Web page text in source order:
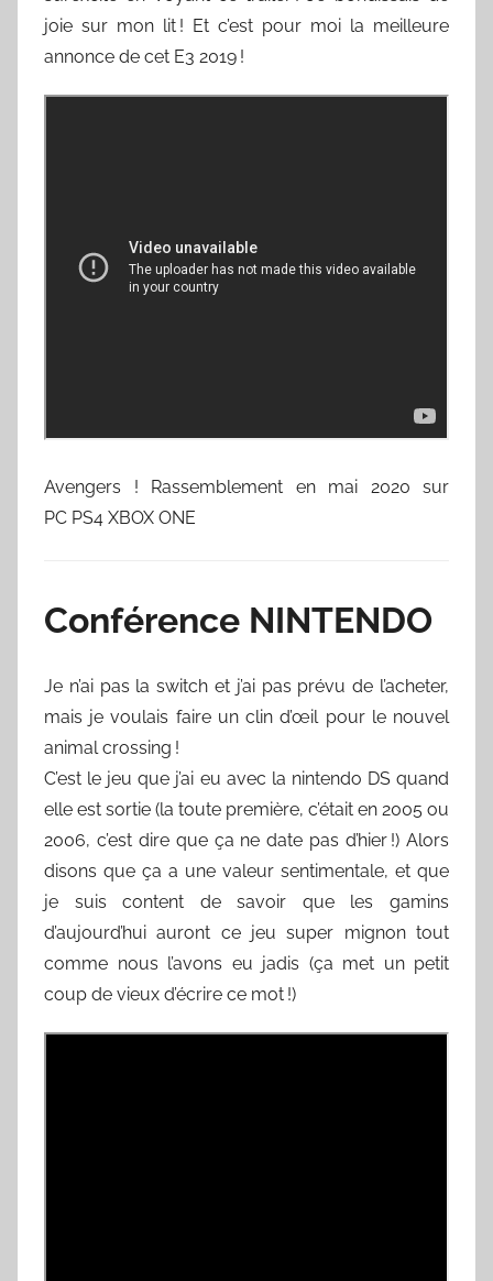
joie sur mon lit ! Et c’est pour moi la meilleure
annonce de cet E3 2019 !
Avengers ! Rassemblement en mai 2020 sur
PC PS4 XBOX ONE
Conférence NINTENDO
Je n’ai pas la switch et j’ai pas prévu de l’acheter,
mais je voulais faire un clin d’œil pour le nouvel
animal crossing !
C’est le jeu que j’ai eu avec la nintendo DS quand
elle est sortie (la toute première, c’était en 2005 ou
2006, c’est dire que ça ne date pas d’hier !) Alors
disons que ça a une valeur sentimentale, et que
je suis content de savoir que les gamins
d’aujourd’hui auront ce jeu super mignon tout
comme nous l’avons eu jadis (ça met un petit
coup de vieux d’écrire ce mot !)